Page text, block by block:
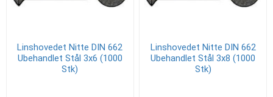
Linshovedet Nitte DIN 662
Ubehandlet Stål 3x6 (1000
Stk)
Linshovedet Nitte DIN 662
Ubehandlet Stål 3x8 (1000
Stk)